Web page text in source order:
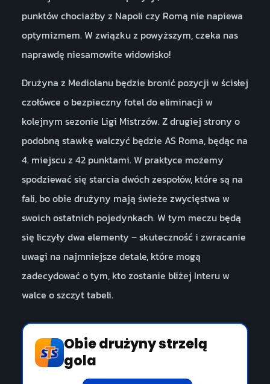
punktów chociażby z Napoli czy Romą nie napiewa
optymizmem. W związku z powyższym, czeka nas
naprawdę niesamowite widowisko!
Drużyna z Mediolanu będzie bronić pozycji w ścisłej
czołówce o bezpieczny fotel do eliminacji w
kolejnym sezonie Ligi Mistrzów. Z drugiej strony o
podobną stawkę walczyć będzie AS Roma, będąc na
4. miejscu z 42 punktami. W praktyce możemy
spodziewać się starcia dwóch zespołów, które są na
fali, bo obie drużyny mają świeże zwycięstwa w
swoich ostatnich pojedynkach. W tym meczu będą
się liczyły dwa elementy – skuteczność i zwracanie
uwagi na najmniejsze detale, które mogą
zadecydować o tym, kto zostanie bliżej Interu w
walce o szczyt tabeli.
Obie drużyny strzelą
gola